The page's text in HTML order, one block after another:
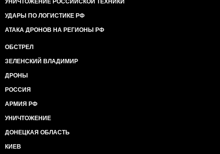
УНИЧТОЖЕНИЕ РОССИЙСКОЙ ТЕХНИКИ
УДАРЫ ПО ЛОГИСТИКЕ РФ
АТАКА ДРОНОВ НА РЕГИОНЫ РФ
ОБСТРЕЛ
ЗЕЛЕНСКИЙ ВЛАДИМИР
ДРОНЫ
РОССИЯ
АРМИЯ РФ
УНИЧТОЖЕНИЕ
ДОНЕЦКАЯ ОБЛАСТЬ
КИЕВ